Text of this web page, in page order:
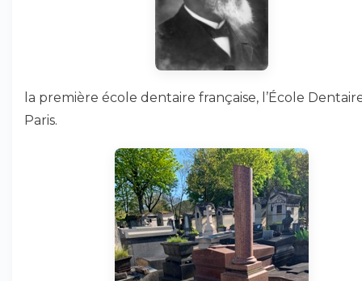
la première école dentaire française, l’École
Paris.